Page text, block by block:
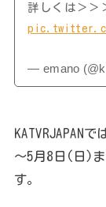
詳しくは＞＞
— emano
KATVRJAPAN
～5月8日(日)
す。